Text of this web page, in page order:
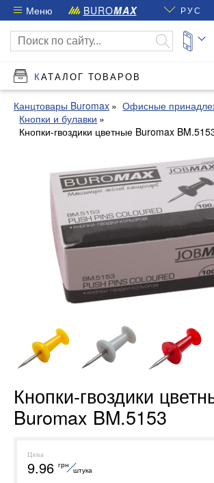
Меню BUROMAX РУС
КАТАЛОГ ТОВАРОВ
Канцтовары Buromax
Офисные
Кнопки и булавки
Кнопки-гвоздики цветные Buromax
Кнопки-гвоздики
Buromax BM.5153
Цена
9.96 грн
штука